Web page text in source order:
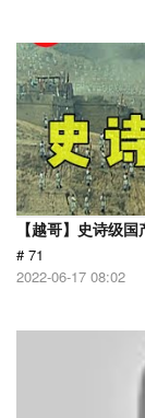
【越哥】史诗级
# 71
2022-06-17 08:02